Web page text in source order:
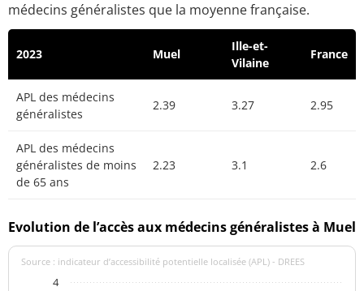
médecins généralistes que la moyenne française.
2023 Muel
Ille-et-
Vilaine
France
APL des médecins
généralistes
2.39 3.27 2.95
APL des médecins
généralistes de moins
de 65 ans
2.23 3.1 2.6
Evolution de l’accès aux médecins généralistes à Muel
Source : indicateur d’accessibilité potentielle localisée (APL) - DREES
4